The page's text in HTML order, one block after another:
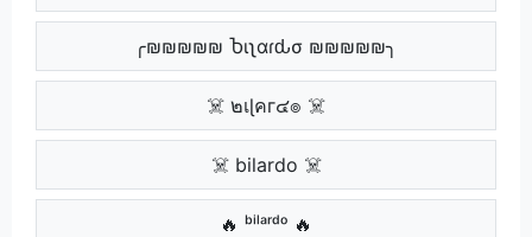
╭₪₪₪₪₪ Ⴆιʅαɾԃσ ₪₪₪₪₪╮
☠️ ๒เɭคг๔๏ ☠️
☠️ bilardo ☠️
🔥 ᵇⁱˡᵃʳᵈᵒ 🔥